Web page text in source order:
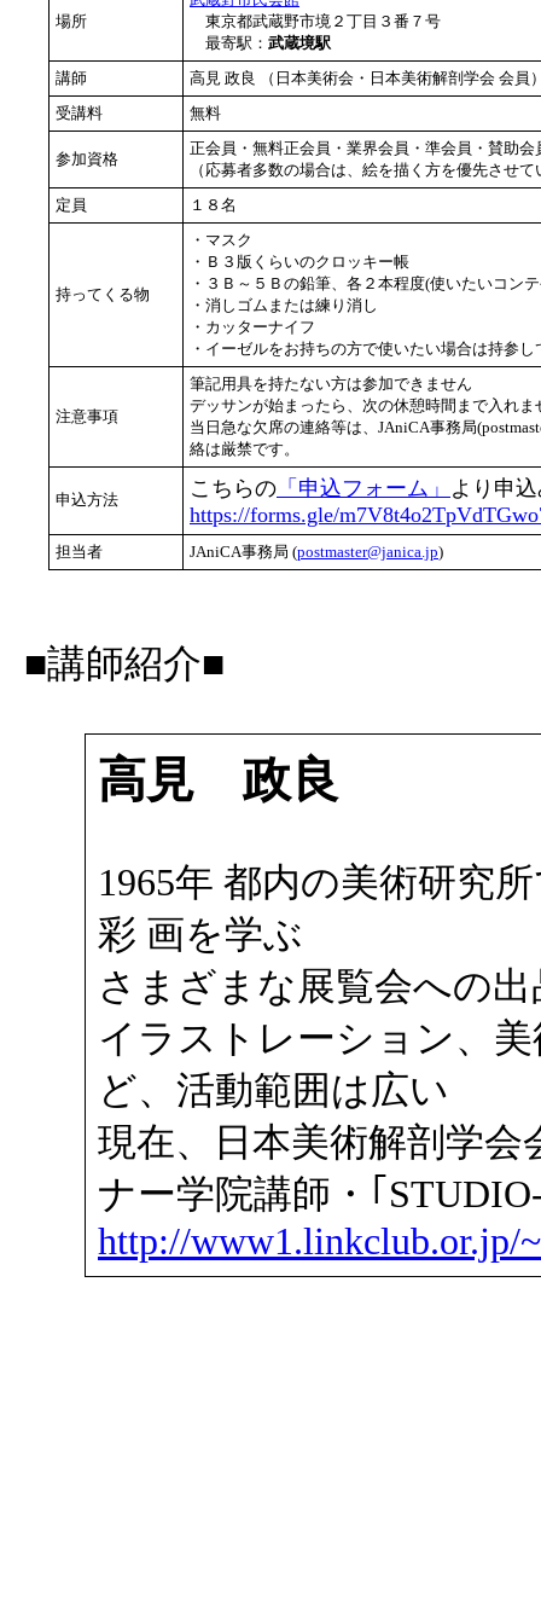
場所
東京都武蔵野市境２丁目３番７号
最寄駅： 武蔵境駅
講師
高見 政良 （日本美術会・日本美術解剖学会 会
受講料
無料
参加資格
正会員・無料正会員・業界会員・準会員・賛助
（応募者多数の場合は、絵を描く方を優先させ
定員
１８名
持ってくる物
・マスク
・Ｂ３版くらいのクロッキー帳
・３Ｂ～５Ｂの鉛筆、各２本程度(使いたいコン
・消しゴムまたは練り消し
・カッターナイフ
・イーゼルをお持ちの方で使いたい場合は持参し
注意事項
筆記用具を持たない方は参加できません
デッサンが始まったら、次の休憩時間まで入れ
当日急な欠席の連絡等は、JAniCA事務局
絡は厳禁です。
申込方法 こちらの 「申込フォーム」 より申
https://forms.gle/
担当者 JAniCA事務局 (postmaster@janica.jp)
■講師紹介■
高見 政良
1965年 都内の美術研究
彩 画を学ぶ
さまざまな展覧会への
イラストレーション、
ど、活動範囲は広い
現在、日本美術解剖学会
ナー学院講師・｢
http://www1.linkclub.or.jp/